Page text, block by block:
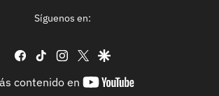
Síguenos en:
facebook
tiktok instagram
twittergoogle
contenido en
youtube-